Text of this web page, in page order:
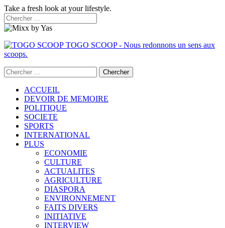
Take a fresh look at your lifestyle.
TOGO SCOOP - Nous redonnons un sens aux
scoops.
ACCUEIL
DEVOIR DE MEMOIRE
POLITIQUE
SOCIETE
SPORTS
INTERNATIONAL
PLUS
ECONOMIE
CULTURE
ACTUALITES
AGRICULTURE
DIASPORA
ENVIRONNEMENT
FAITS DIVERS
INITIATIVE
INTERVIEW